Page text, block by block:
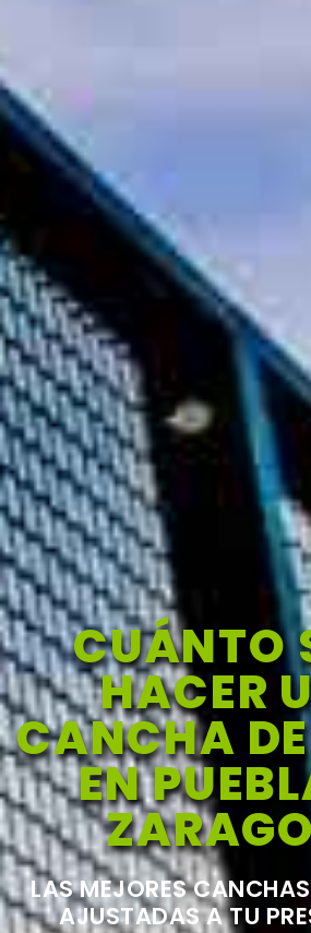
CUÁNTO
HACER
CANCHA
EN
LAS MEJORES
AJUSTADAS A TU